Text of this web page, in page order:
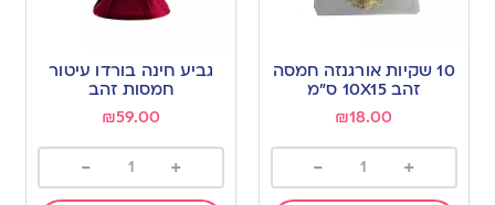
10 שקיות אורגנזה חמסה
זהב 10X15 ס”מ
₪18.00
+
-
גביע חינה בורדו עיטור
חמסות זהב
₪59.00
+
-